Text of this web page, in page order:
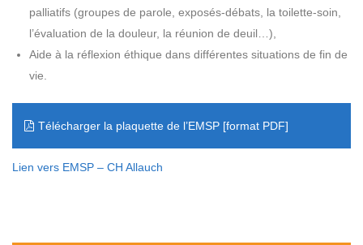
palliatifs (groupes de parole, exposés-débats, la toilette-soin,
l’évaluation de la douleur, la réunion de deuil…),
Aide à la réflexion éthique dans différentes situations de fin de
vie.
Télécharger la plaquette de l’EMSP
Lien vers EMSP – CH Allauch